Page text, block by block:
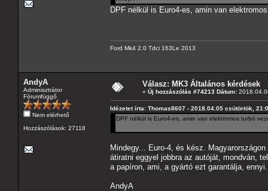
DPF nélkül is Euro4-es, amin van
Ford Mk4 2.0 Tdci 163Le 2013
AndyA
Adminisztrátor
Fórumfüggő
Nem elérhető
Hozzászólások: 27118
Válasz: MK3 Általános kérdések
« Új hozzászólás #74213 Dátum:
Idézetet írta: Thomas8607 - 2018.04.05 csütörtök,
DPF nélkül is Euro4-es, amin van elektromos turbó
Mindegy... Euro-4, és kész.
átiratni eggyel jobbra az autóját, mondván,
a papíron, ami, a gyártó ezt garantálja,
AndyA